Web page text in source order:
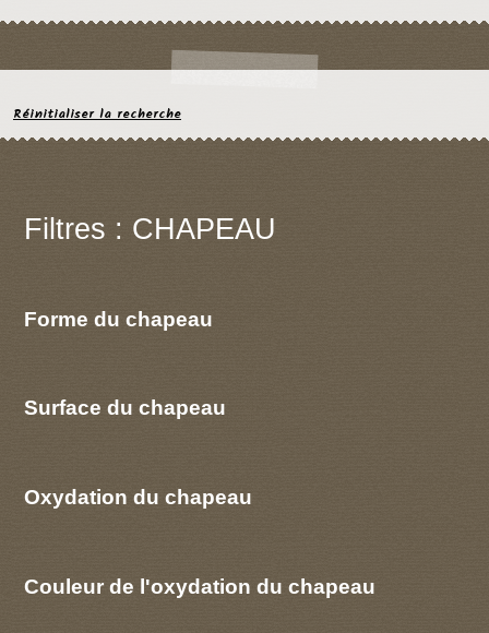
Réinitialiser la recherche
Filtres : CHAPEAU
Forme du chapeau
Surface du chapeau
Oxydation du chapeau
Couleur de l'oxydation du chapeau